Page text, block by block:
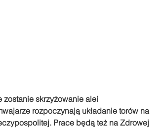
zostanie skrzyżowanie alei
rozpoczynają układanie torów na
Prace będą też na Zdrowej